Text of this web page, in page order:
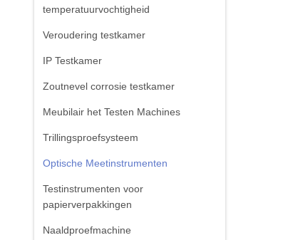
temperatuurvochtigheid
Veroudering testkamer
IP Testkamer
Zoutnevel corrosie testkamer
Meubilair het Testen Machines
Trillingsproefsysteem
Optische Meetinstrumenten
Testinstrumenten voor
papierverpakkingen
Naaldproefmachine